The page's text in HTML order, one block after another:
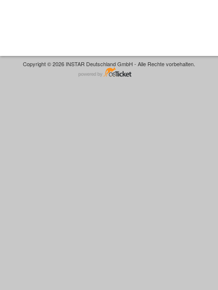
Copyright © 2026 INSTAR Deutschland GmbH - Alle Rechte vorbehalten.